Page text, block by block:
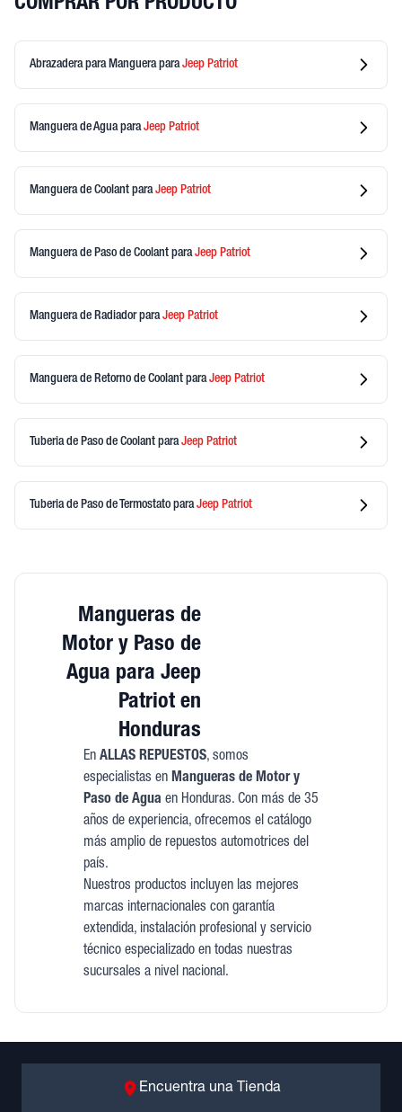
COMPRAR POR PRODUCTO
Abrazadera para MangueraparaJeep Patriot
Manguera de AguaparaJeep Patriot
Manguera de Coolant paraJeep Patriot
Manguera de Paso de Coolant paraJeep Patriot
Manguera de RadiadorparaJeep Patriot
Manguera de Retorno de Coolant paraJeep Patriot
Tuberia de Paso de Coolant paraJeep Patriot
Tuberia de Paso de Termostato paraJeep Patriot
Mangueras de
Motor y Paso de
Agua para Jeep
Patriot en
Honduras
En ALLAS REPUESTOS, somos
especialistas en Mangueras de Motor y
Paso de Agua en Honduras. Con más de 35
años de experiencia, ofrecemos el catálogo
más amplio de repuestos automotrices del
país.
Nuestros productos incluyen las mejores
marcas internacionales con garantía
extendida, instalación profesional y servicio
técnico especializado en todas nuestras
sucursales a nivel nacional.
Encuentra una Tienda